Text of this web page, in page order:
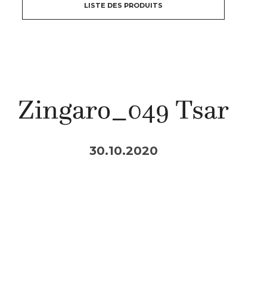
LISTE DES PRODUITS
Zingaro_049 Tsar
30.10.2020